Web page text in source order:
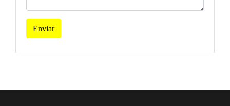
Enviar